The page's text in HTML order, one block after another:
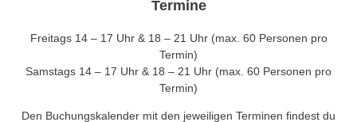
Termine
Freitags 14 – 17 Uhr & 18 – 21 Uhr (max. 60 Personen pro
Termin)
Samstags 14 – 17 Uhr & 18 – 21 Uhr (max. 60 Personen pro
Termin)
Den Buchungskalender mit den jeweiligen Terminen findest du